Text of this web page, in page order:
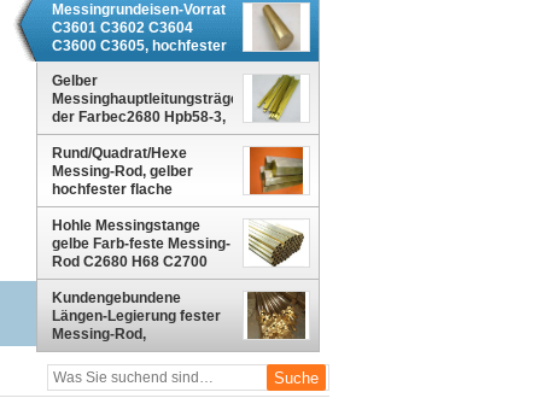
Messingrundeisen-Vorrat
C3601 C3602 C3604
C3600 C3605, hochfester
Messing, der Rod
bronziert
Gelber
Messinghauptleitungsträger
der Farbec2680 Hpb58-3,
hochfeste Flachkupfer-
Sammelschiene
Rund/Quadrat/Hexe
Messing-Rod, gelber
hochfester flache
Stangen-Messingvorrat
CW602N
Hohle Messingstange
gelbe Farb-feste Messing-
Rod C2680 H68 C2700
H65 C36000
Kundengebundene
Längen-Legierung fester
Messing-Rod,
Antimessingrundeisen
ISO 9000 des ätzmittel-
C3601